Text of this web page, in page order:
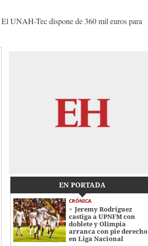
UNAH-Tec dispone de 360 mil euros para
EN PORTADA
CRÓNICA
Jeremy Rodríguez
castiga a UPNFM con
doblete y Olimpia
arranca con pie derecho
en Liga Nacional